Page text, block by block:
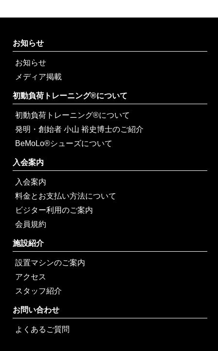
お知らせ
お知らせ
メディア掲載
初動負荷トレーニング®について
初動負荷トレーニング®について
発明・創始者 小山 裕史博士のご紹介
BeMoLo®シューズについて
入会案内
入会案内
料金とお支払い方法について
ビジター利用のご案内
会員規約
施設紹介
設置マシンのご案内
アクセス
スタッフ紹介
お問い合わせ
よくあるご質問